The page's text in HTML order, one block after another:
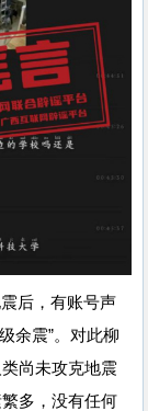
后，有账号声
余震”。对此柳
尚未攻克地震
多，没有任何